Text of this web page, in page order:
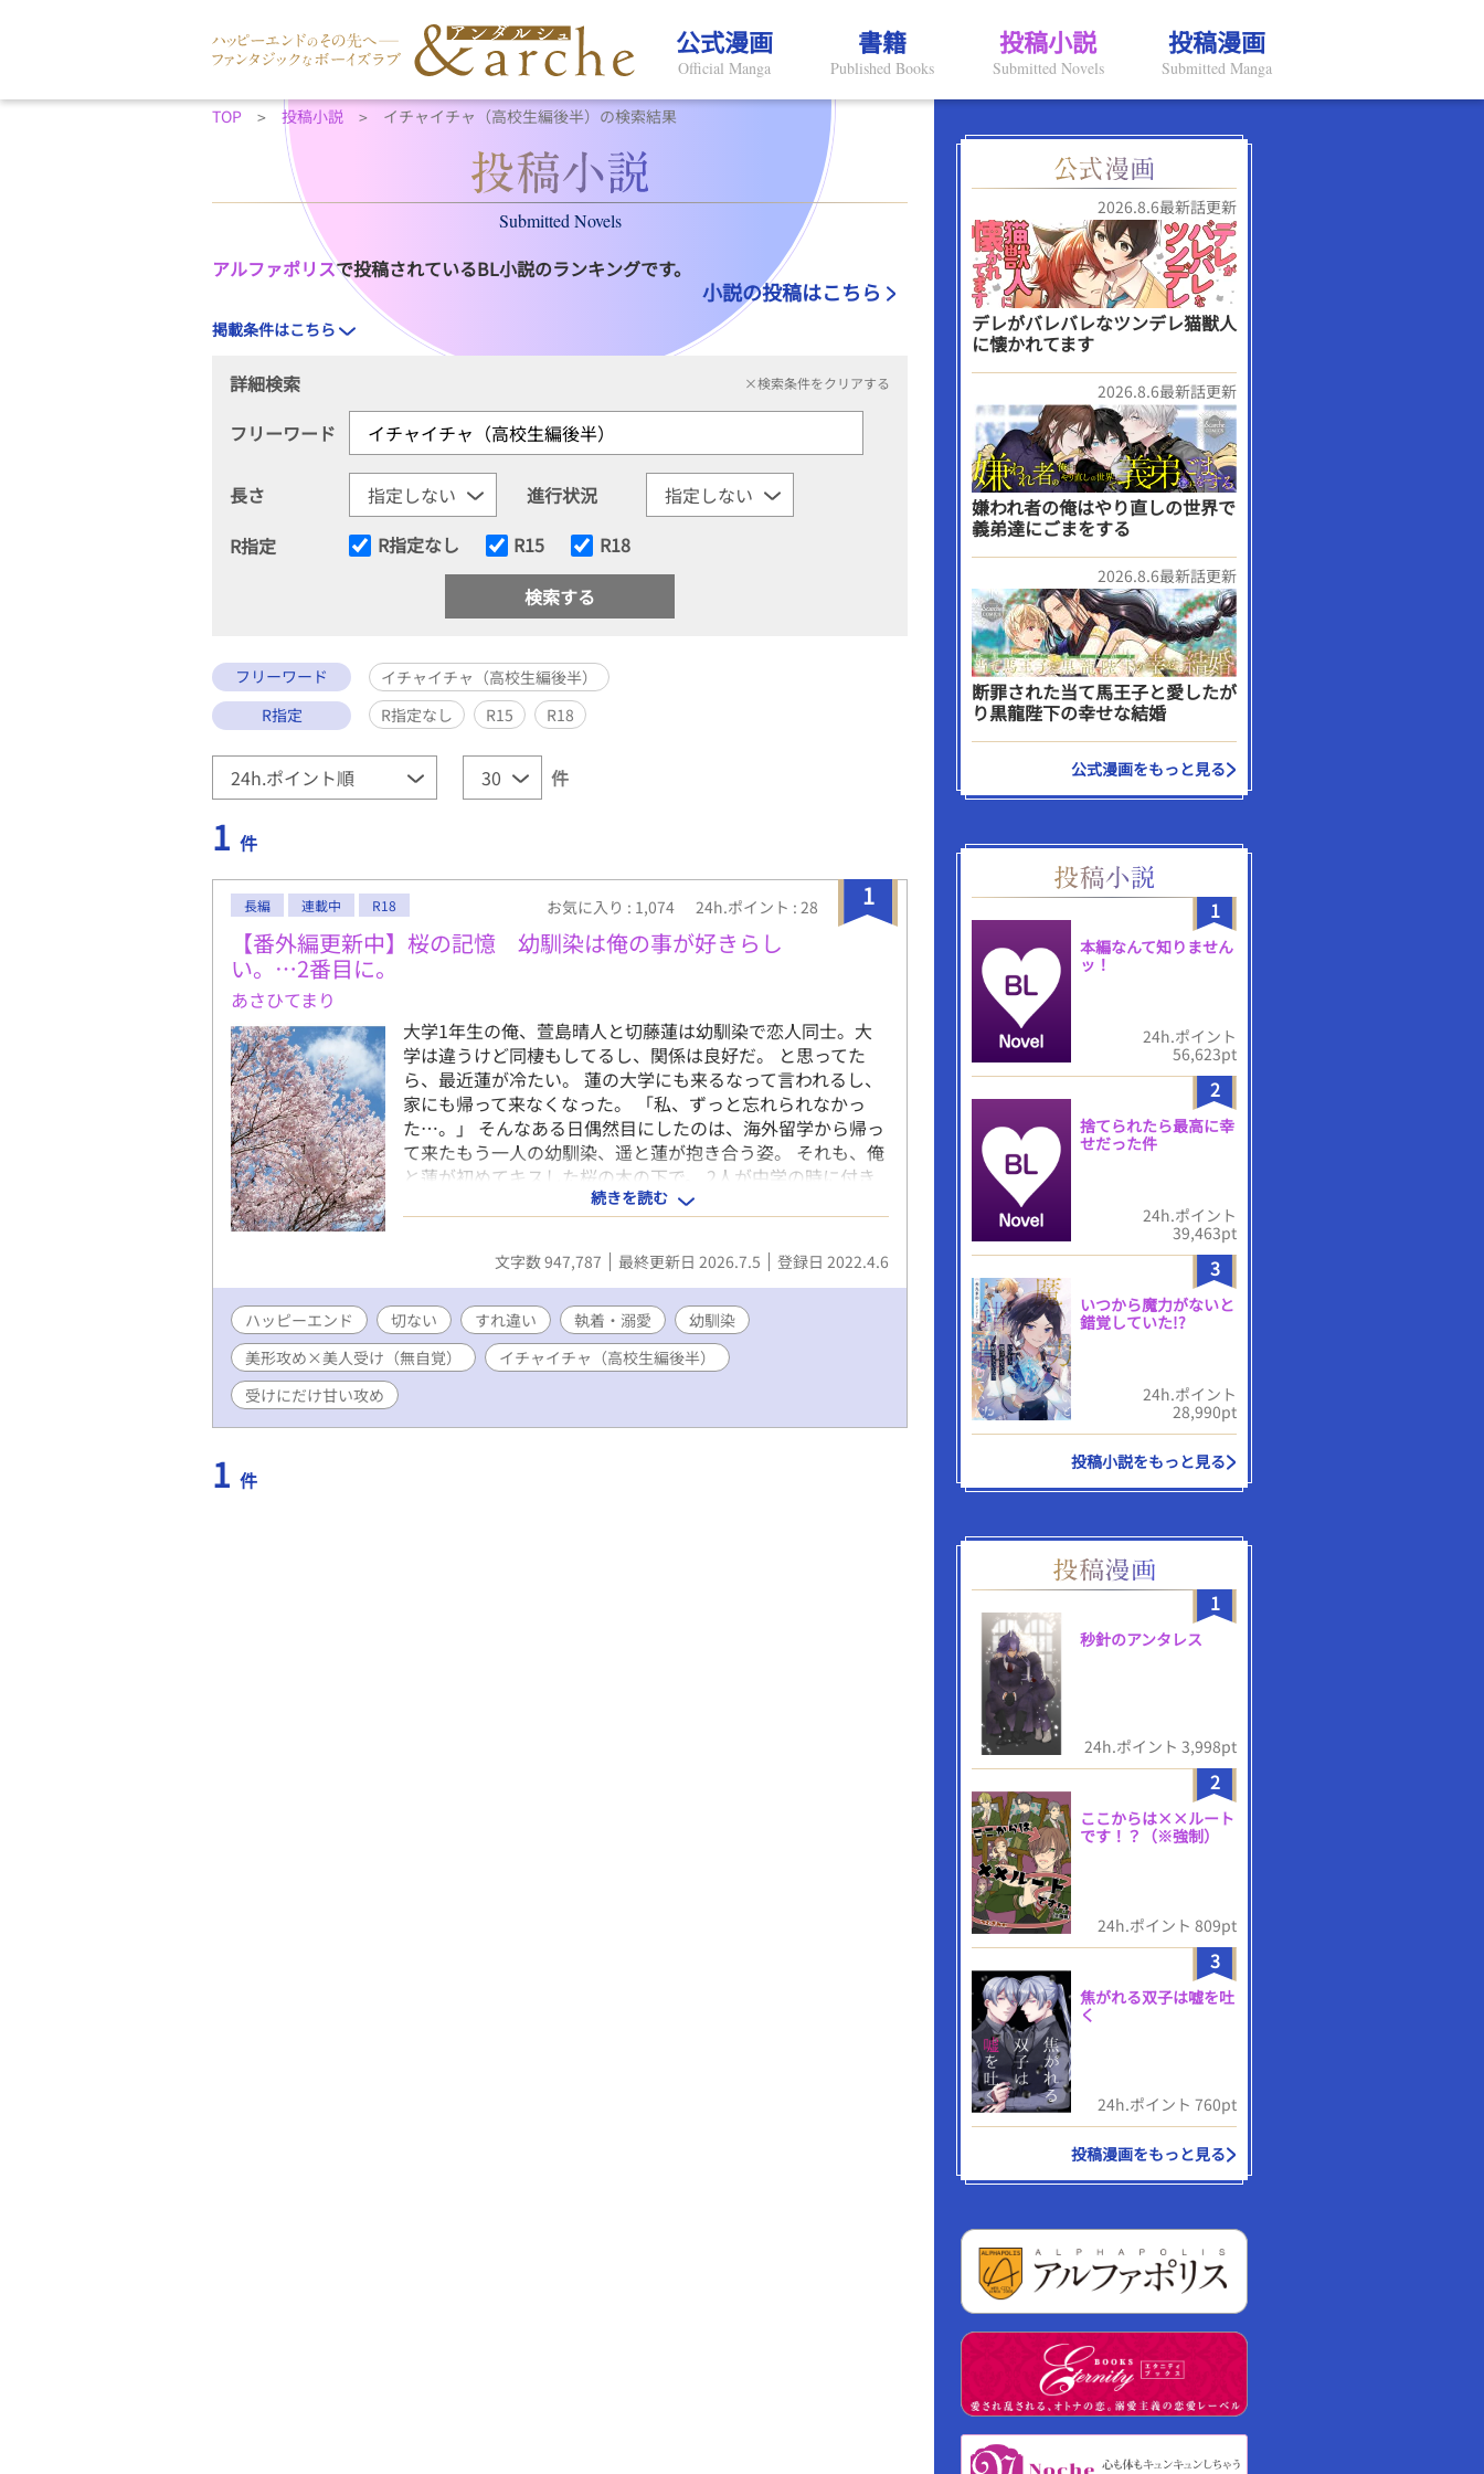
公式漫画
Official Manga
書籍
Published Books
投稿小説
Submitted Novels
投稿漫画
Submitted Manga
TOP 投稿小説 イチャイチャ（高校生編後半）の検索結果
Submitted Novels
アルファポリスで投稿されているBL小説のランキングです。
小説の投稿はこちら
掲載条件はこちら
詳細検索 ×検索条件をクリアする
フリーワード
長さ
進行状況
R指定
R指定なし R15 R18
フリーワード
イチャイチャ（高校生編後半）
R指定
R指定なし R15 R18
件
1 件
1
長編 連載中 R18 お気に入り : 1,074 24h.ポイント : 28
【番外編更新中】桜の記憶 幼馴染は俺の事が好きらし
い。…2番目に。
あさひてまり
大学1年生の俺、萱島晴人と切藤蓮は幼馴染で恋人同士。大
学は違うけど同棲もしてるし、関係は良好だ。 と思ってた
ら、最近蓮が冷たい。 蓮の大学にも来るなって言われるし、
家にも帰って来なくなった。 「私、ずっと忘れられなかっ
た…。」 そんなある日偶然目にしたのは、海外留学から帰っ
て来たもう一人の幼馴染、遥と蓮が抱き合う姿。 それも、俺
と蓮が初めてキスした桜の木の下で。 2人が中学の時に付き
合ってたのを俺は知ってる。 蓮の心にはまだ遥がいることも
ーー。 もう、終わりにしよう。 二人で暮らした部屋の鍵を置
いて、晴人は行方を晦ますがーー⁉︎ 幼馴染のスレ違いラブで
す。 昔書いた作品です。 ご都合主義や矛盾点などはご容赦下
視点）→完結編で進行します。 R18は高校編から。
続きを読む
文字数 947,787 最終更新日 2026.7.5 登録日 2022.4.6
ハッピーエンド 切ない すれ違い 執着・溺愛
幼馴染
美形攻め×美人受け（無自覚）
イチャイチャ（高校生編後半）
受けにだけ甘い攻め
1 件
2026.8.6最新話更新
デレがバレバレなツンデレ猫獣人
に懐かれてます
2026.8.6最新話更新
嫌われ者の俺はやり直しの世界で
義弟達にごまをする
2026.8.6最新話更新
断罪された当て馬王子と愛したが
り黒龍陛下の幸せな結婚
公式漫画をもっと見る
1
本編なんて知りません
ッ！
24h.ポイント
56,623pt
2
捨てられたら最高に幸
せだった件
24h.ポイント
39,463pt
3
いつから魔力がないと
錯覚していた!?
24h.ポイント
28,990pt
投稿小説をもっと見る
1
秒針のアンタレス
24h.ポイント 3,998pt
2
ここからは××ルート
です！？（※強制）
24h.ポイント 809pt
3
焦がれる双子は嘘を吐
く
24h.ポイント 760pt
投稿漫画をもっと見る